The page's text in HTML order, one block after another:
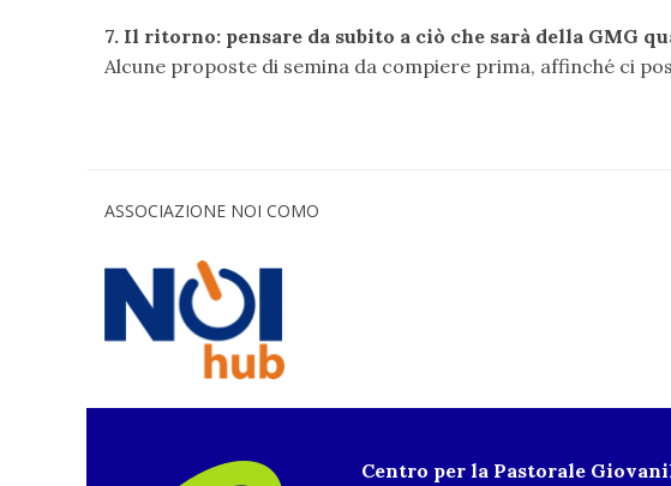
7. Il ritorno: pensare da subito a ciò che sarà della GMG
Alcune proposte di semina da compiere prima, affinché ci
ASSOCIAZIONE NOI COMO
Centro per la Pastorale